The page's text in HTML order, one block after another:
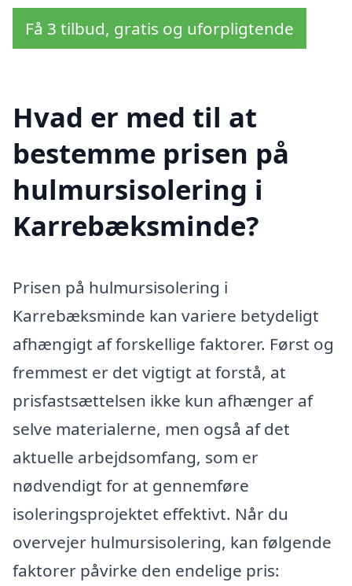
Få 3 tilbud, gratis og uforpligtende
Hvad er med til at
bestemme prisen på
hulmursisolering i
Karrebæksminde?
Prisen på hulmursisolering i
Karrebæksminde kan variere betydeligt
afhængigt af forskellige faktorer. Først og
fremmest er det vigtigt at forstå, at
prisfastsættelsen ikke kun afhænger af
selve materialerne, men også af det
aktuelle arbejdsomfang, som er
nødvendigt for at gennemføre
isoleringsprojektet effektivt. Når du
overvejer hulmursisolering, kan følgende
faktorer påvirke den endelige pris: